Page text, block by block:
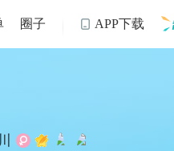
圈子  APP下载